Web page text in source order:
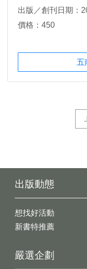
出版／創刊日期：
價格：450
五
出版動態
想找好活動
新書特推薦
嚴選企劃